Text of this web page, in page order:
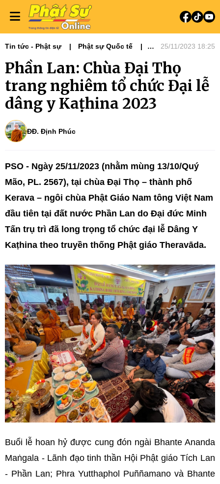
Tin tức - Phật sự
Phật sự Quốc tế
25/11/2023 18:25
Phần Lan: Chùa Đại Thọ
trang nghiêm tổ chức Đại lễ
dâng y Kaṭhina 2023
ĐĐ. Định Phúc
PSO - Ngày 25/11/2023 (nhằm mùng 13/10/Quý
Mão, PL. 2567), tại chùa Đại Thọ – thành phố
Kerava – ngôi chùa Phật Giáo Nam tông Việt Nam
đầu tiên tại đất nước Phần Lan do Đại đức Minh
Tấn trụ trì đã long trọng tổ chức đại lễ Dâng Y
Kaṭhina theo truyền thống Phật giáo Theravāda.
Buổi lễ hoan hỷ được cung đón ngài Bhante Ananda
Maṅgala - Lãnh đạo tinh thần Hội Phật giáo Tích Lan
- Phần Lan; Phra Yutthaphol Puññamano và Bhante